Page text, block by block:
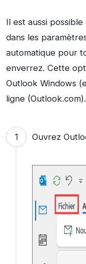
Il est aussi possible
dans les
automatique pour
enverrez. Cette
Outlook Windows
ligne (Outlook.com).
Ouvrez